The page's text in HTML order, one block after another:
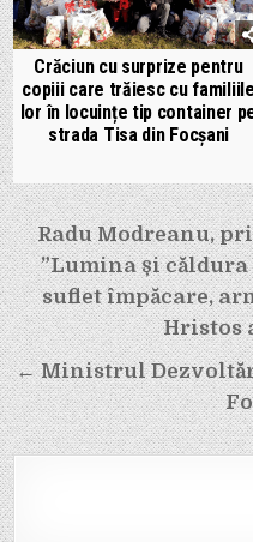
Crăciun cu surprize pentru
copiii care trăiesc cu familiile
lor în locuințe tip container
strada Tisa din Focșani
Navigare
în
articole
Radu Modreanu,
”Lumina și căldura
suflet împăcare,
Hristos
← Ministrul